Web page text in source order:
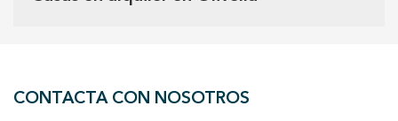
CONTACTO
CONTACTA CON NOSOTROS